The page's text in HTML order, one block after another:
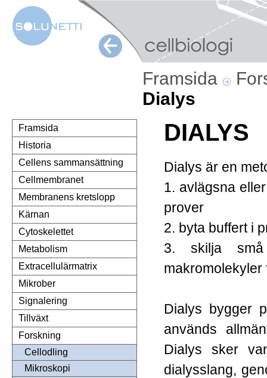
Framsida
Dialys
Framsida
Historia
Cellens sammansättning
Cellmembranet
Membranens kretslopp
Kärnan
Cytoskelettet
Metabolism
Extracellulärmatrix
Mikrober
Signalering
Tillväxt
Forskning
Cellodling
Mikroskopi
DIALYS
Dialys är en
1. avlägsna
prover
2. byta buffert i
3. skilja
makromolekyler
Dialys bygger
används
Dialys sker
dialysslang,